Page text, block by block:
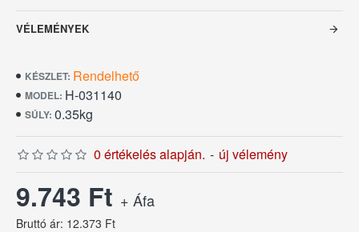
asztalig, 12-es bontásban. A feltüntetett ár 12 darabra
vonatkozik. A nyomtatott számok miatt mosogatógépben
VÉLEMÉNYEK
KÉSZLET: Rendelhető
MODEL: H-031140
SÚLY: 0.35kg
0 értékelés alapján. - új vélemény
9.743 Ft + Áfa
Bruttó ár: 12.373 Ft